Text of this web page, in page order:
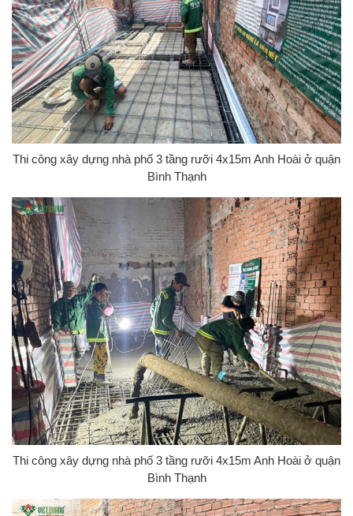
Thi công xây dựng nhà phố 3 tầng rưỡi 4x15m Anh Hoài ở quận
Bình Thạnh
Thi công xây dựng nhà phố 3 tầng rưỡi 4x15m Anh Hoài ở quận
Bình Thạnh